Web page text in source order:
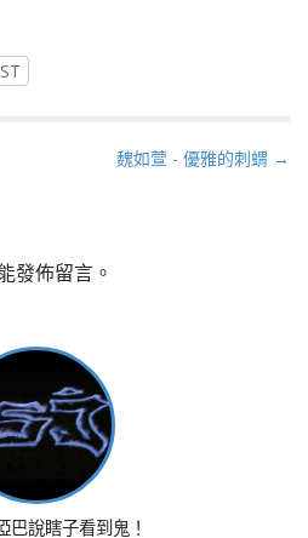
魏如萱 - 優雅的刺蝟 →
發佈留言。
巴說瞎子看到鬼！